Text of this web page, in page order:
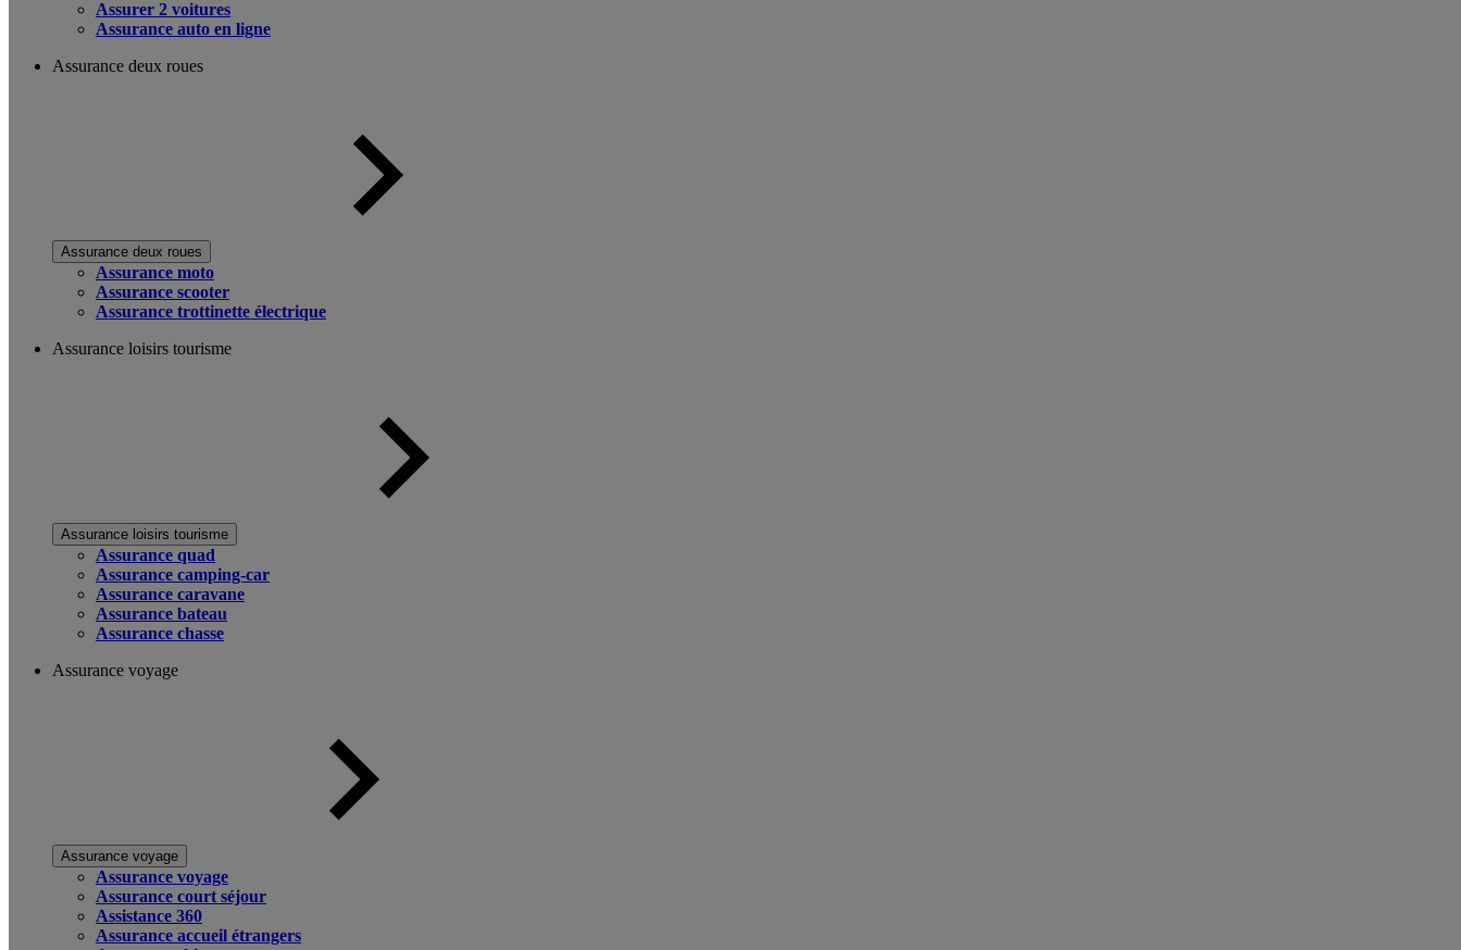
Assurer 2 voitures
Assurance auto en ligne
Assurance deux roues
Assurance deux roues
Assurance moto
Assurance scooter
Assurance trottinette électrique
Assurance loisirs tourisme
Assurance loisirs tourisme
Assurance quad
Assurance camping-car
Assurance caravane
Assurance bateau
Assurance chasse
Assurance voyage
Assurance voyage
Assurance voyage
Assurance court séjour
Assistance 360
Assurance accueil étrangers